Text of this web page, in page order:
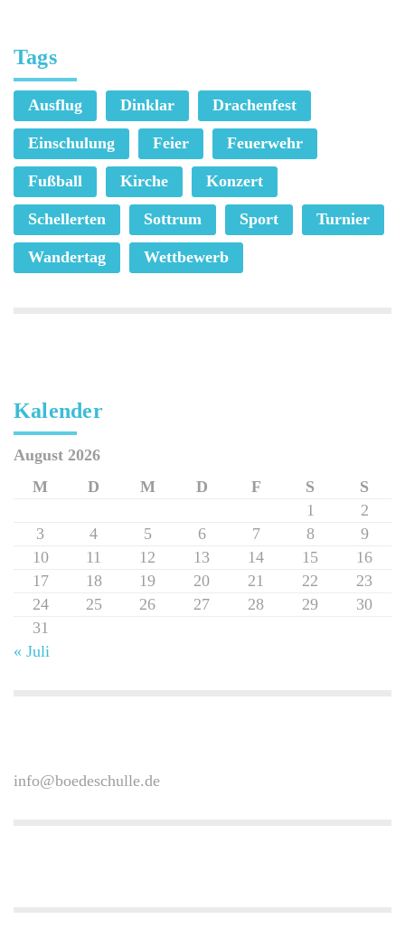
Tags
Ausflug Dinklar Drachenfest
Einschulung Feier Feuerwehr
Fußball Kirche Konzert
Schellerten Sottrum Sport Turnier
Wandertag Wettbewerb
Kalender
August 2026
M
D M D F S
S
1
2
3
4 5 6 7 8
9
10
11 12 13 14 15
16
17
18 19 20 21 22
23
24
25 26 27 28 29
30
31
« Juli
info@boedeschulle.de